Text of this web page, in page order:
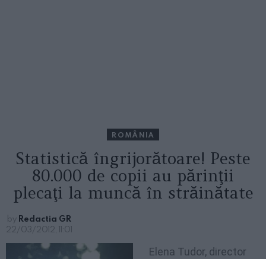
ROMÂNIA
Statistică îngrijorătoare! Peste
80.000 de copii au părinţii
plecaţi la muncă în străinătate
by Redactia GR
22/03/2012, 11:01
Elena Tudor, director